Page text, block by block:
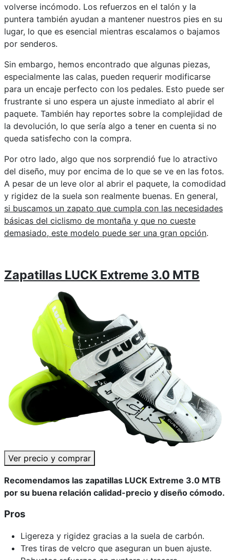
volverse incómodo. Los refuerzos en el talón y la
puntera también ayudan a mantener nuestros pies en su
lugar, lo que es esencial mientras escalamos o bajamos
por senderos.
Sin embargo, hemos encontrado que algunas piezas,
especialmente las calas, pueden requerir modificarse
para un encaje perfecto con los pedales. Esto puede ser
frustrante si uno espera un ajuste inmediato al abrir el
paquete. También hay reportes sobre la complejidad de
la devolución, lo que sería algo a tener en cuenta si no
queda satisfecho con la compra.
Por otro lado, algo que nos sorprendió fue lo atractivo
del diseño, muy por encima de lo que se ve en las fotos.
A pesar de un leve olor al abrir el paquete, la comodidad
y rigidez de la suela son realmente buenas. En general,
si buscamos un zapato que cumpla con las necesidades
básicas del ciclismo de montaña y que no cueste
demasiado, este modelo puede ser una gran opción.
Zapatillas LUCK Extreme 3.0 MTB
Ver precio y comprar
Recomendamos las zapatillas LUCK Extreme 3.0 MTB
por su buena relación calidad-precio y diseño cómodo.
Pros
Ligereza y rigidez gracias a la suela de carbón.
Tres tiras de velcro que aseguran un buen ajuste.